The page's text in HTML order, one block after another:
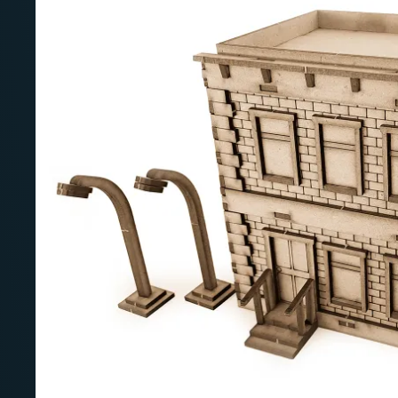
Österreich & EU: ab200 €
Schweiz: ab350 €
Nicht-EU: kein kostenloser Versand
Lieferungen in Nicht-EU-Länder (z. B.
nicht im Kaufpreis
enthalten